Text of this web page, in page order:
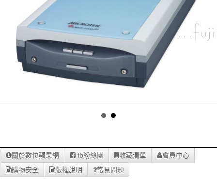
關於數位蘋果網 fb紛絲團 收藏清單
會員中心
購物安全
版權說明 常見問題